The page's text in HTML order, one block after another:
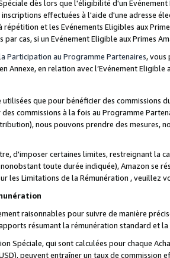
dès lors que l'éligibilité d'un
effectuées à l'aide d'une adresse
répétition et les Evénements Eligibles aux
cas, si un Evénement Eligible aux Primes
Participation au Programme Partenaires, vous
Annexe, en relation avec l’Evénement
que pour bénéficier des commissions
commissions à la fois au Programme
nous pouvons prendre des
d'imposer certaines limites, restreignant la
toute durée indiquée), Amazon se
les Limitations de la Rémunération , veuillez
raisonnables pour suivre de manière
résumant la rémunération standard et
Spéciale, qui sont calculées pour chaque
peuvent entraîner un taux de